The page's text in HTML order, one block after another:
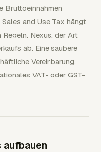
Bruttoeinnahmen
and Use Tax hängt
Nexus, der Art
ab. Eine saubere
Vereinbarung,
VAT- oder GST-